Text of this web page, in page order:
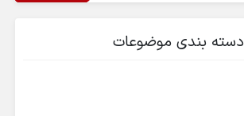
دسته بندی موضوعات